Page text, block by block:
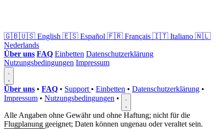
🇬🇧🇺🇸 English 🇪🇸 Español 🇫🇷 Français 🇮🇹 Italiano 🇳🇱
Nederlands
Über uns FAQ Einbetten Datenschutzerklärung
Nutzungsbedingungen Impressum
Über uns • FAQ • Support • Einbetten • Datenschutzerklärung •
Impressum • Nutzungsbedingungen •
Alle Angaben ohne Gewähr und ohne Haftung; nicht für die
Flugplanung geeignet; Daten können ungenau oder veraltet sein.